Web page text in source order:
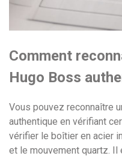
Comment
Hugo Boss
Vous pouvez reconnaître
authentique en vérifiant
vérifier le boîtier en acier
et le mouvement quartz.